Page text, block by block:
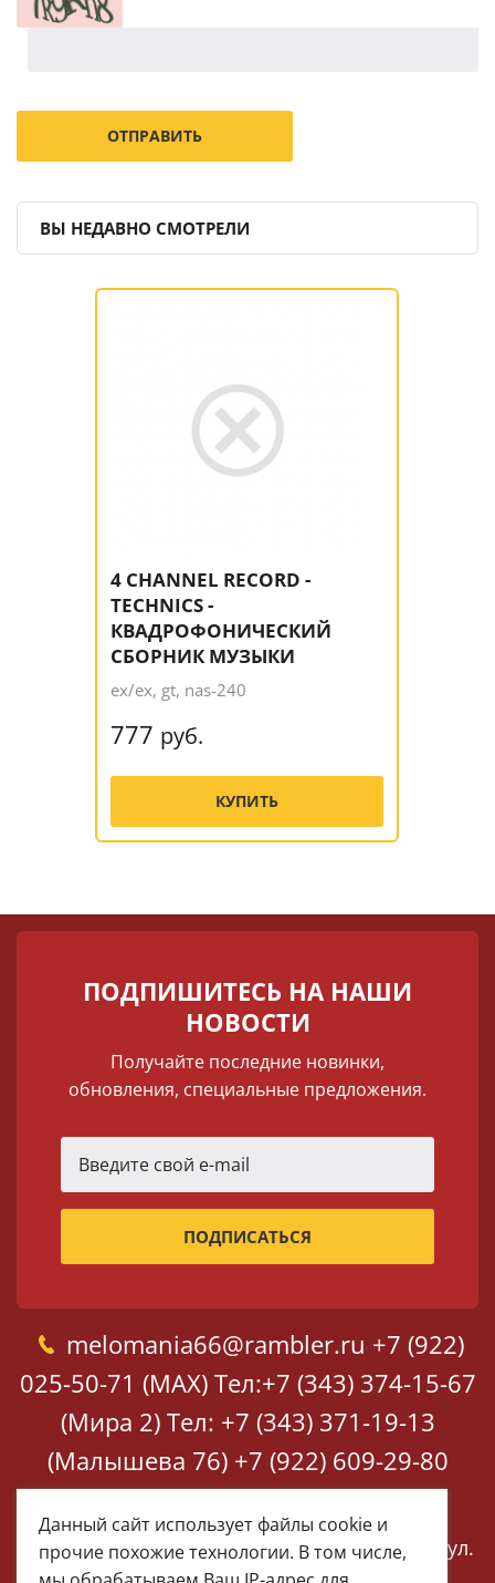
ВЫ НЕДАВНО СМОТРЕЛИ
4 CHANNEL RECORD -
TECHNICS -
КВАДРОФОНИЧЕСКИЙ
СБОРНИК МУЗЫКИ
ex/ex, gt, nas-240
777 руб.
КУПИТЬ
ПОДПИШИТЕСЬ НА НАШИ
НОВОСТИ
Получайте последние новинки,
обновления, специальные предложения.
melomania66@rambler.ru +7 (922)
025-50-71 (MAX) Тел:+7 (343) 374-15-67
(Мира 2) Тел: +7 (343) 371-19-13
(Малышева 76) +7 (922) 609-29-80
(MAX)
Екатеринбург, ул. Мира 2
Екатеринбург, ул.
Данный сайт использует файлы cookie и
прочие похожие технологии. В том числе,